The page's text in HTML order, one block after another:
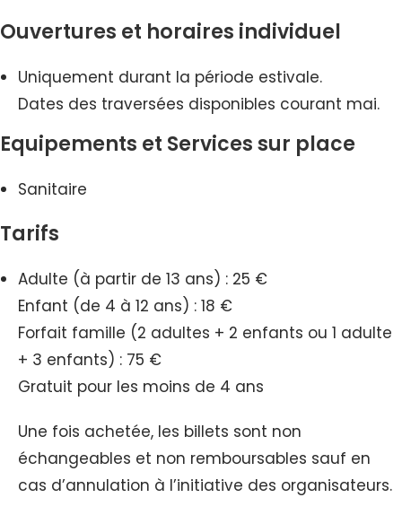
Ouvertures et horaires individuel
Uniquement durant la période estivale.
Dates des traversées disponibles courant mai.
Equipements et Services sur place
Sanitaire
Tarifs
Adulte (à partir de 13 ans) : 25 €
Enfant (de 4 à 12 ans) : 18 €
Forfait famille (2 adultes + 2 enfants ou 1 adulte
+ 3 enfants) : 75 €
Gratuit pour les moins de 4 ans
Une fois achetée, les billets sont non
échangeables et non remboursables sauf en
cas d’annulation à l’initiative des organisateurs.